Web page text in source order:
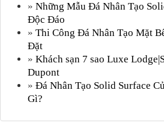
» Những Mẫu Đá Nhân Tạo
Độc Đáo
» Thi Công Đá Nhân Tạo Mặt
Đặt
» Khách sạn 7 sao Luxe
Dupont
» Đá Nhân Tạo Solid Surface
Gì?